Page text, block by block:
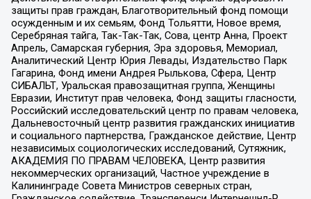
защиты прав граждан, Благотворительный фонд помощи
осужденным и их семьям, Фонд Тольятти, Новое время,
Серебряная тайга, Так-Так-Так, Сова, центр Анна, Проект
Апрель, Самарская губерния, Эра здоровья, Мемориал,
Аналитический Центр Юрия Левады, Издательство Парк
Гагарина, Фонд имени Андрея Рылькова, Сфера, Центр
СИБАЛЬТ, Уральская правозащитная группа, Женщины
Евразии, Институт прав человека, Фонд защиты гласности,
Российский исследовательский центр по правам человека,
Дальневосточный центр развития гражданских инициатив
и социального партнерства, Гражданское действие, Центр
независимых социологических исследований, Сутяжник,
АКАДЕМИЯ ПО ПРАВАМ ЧЕЛОВЕКА, Центр развития
некоммерческих организаций, Частное учреждение в
Калининграде Совета Министров северных стран,